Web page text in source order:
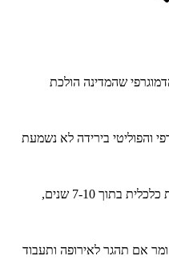
שהמדינה הולכת
והפוליטי בירידה לא נשמעת
אני צופה שאוכל להגיע לעצמאות כלכלית בתוך 7-10 שנים,
אם תהגר לאירופה ותעבוד